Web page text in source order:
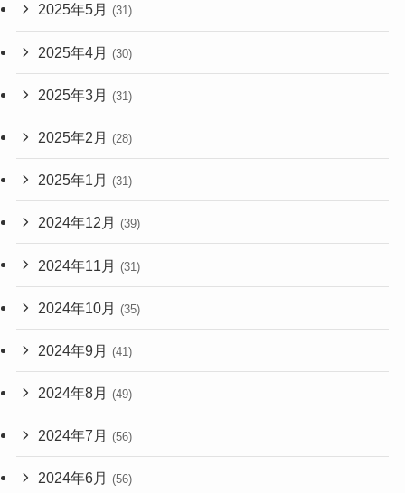
2025年5月 (31)
2025年4月 (30)
2025年3月 (31)
2025年2月 (28)
2025年1月 (31)
2024年12月 (39)
2024年11月 (31)
2024年10月 (35)
2024年9月 (41)
2024年8月 (49)
2024年7月 (56)
2024年6月 (56)